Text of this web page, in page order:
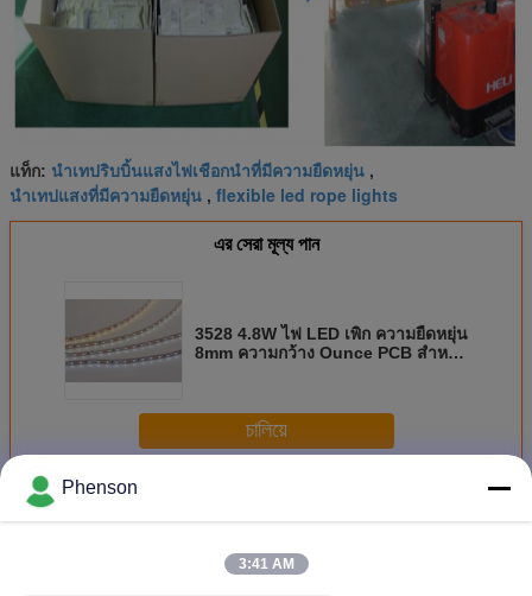
แท็ก: นำเทปริบบิ้นแสงไฟเชือกนำที่มีความยืดหยุ่น ,
นำเทปแสงที่มีความยืดหยุ่น , flexible led rope lights
এর সেরা মূল্য পান
3528 4.8W ไฟ LED เพิก ความยืดหยุ่น
8mm ความกว้าง Ounce PCB สำหรับ
চালিয়ে
มากกว่าไฟ LED เพิก อ่อน
Phenson
3:41 AM